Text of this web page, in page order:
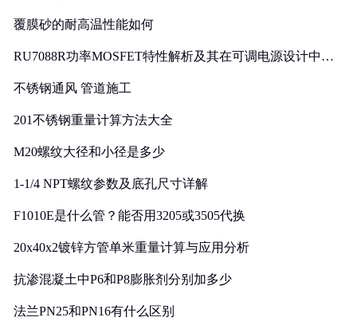
覆膜砂的耐高温性能如何
RU7088R功率MOSFET特性解析及其在可调电源设计中的
不锈钢通风 管道施工
201不锈钢重量计算方法大全
M20螺纹大径和小径是多少
1-1/4 NPT螺纹参数及底孔尺寸详解
F1010E是什么管？能否用3205或3505代换
20x40x2镀锌方管单米重量计算与应用分析
抗渗混凝土中P6和P8膨胀剂分别加多少
法兰PN25和PN16有什么区别